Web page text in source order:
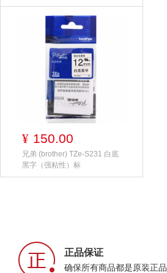
¥ 150.00
兄弟 (brother) TZe-S231 白底
黑字（强粘性）标
正品保证
确保所有商品都是原装正品